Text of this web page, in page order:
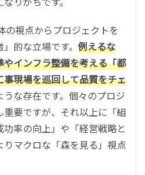
の視点からプロジェクトを
的な立場です。 例えるな
インフラ整備を考える「都
現場を巡回して品質をチェ
うな存在です。個々のプロジ
要ですが、それ以上に「組
率の向上」や「経営戦略と
マクロな「森を見る」視点